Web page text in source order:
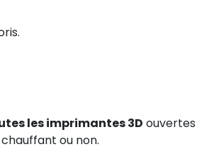
les imprimantes 3D ouvertes
ou non.